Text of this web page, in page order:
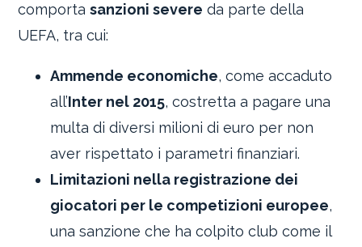
comportasanzioni severe da parte della
UEFA, tra cui:
Ammende economiche, come accaduto
all’Inter nel 2015, costretta a pagare una
multa di diversi milioni di euro per non
aver rispettato i parametri finanziari.
Limitazioni nella registrazione dei
giocatori per le competizioni europee,
una sanzione che ha colpito club come il